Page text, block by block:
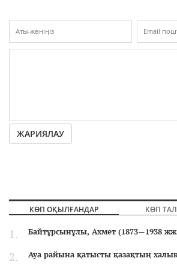
ЖАРИЯЛАУ
КӨП ОҚЫЛҒАНДАР КӨП
Байтұрсынұлы, Ахмет (1873—1938
Ауа райына қатысты қазақтың